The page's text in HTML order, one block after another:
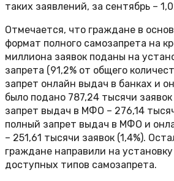
таких заявлений, за сентябрь –
Отмечается, что граждане в
формат полного самозапрета на
миллиона заявок поданы на
запрета (91,2% от общего
запрет онлайн выдач в банках и
было подано 787,24 тысячи
запрет выдач в МФО – 276,14
полный запрет выдач в МФО и
– 251,61 тысячи заявок (1,4%).
граждане направили на
доступных типов самозапрета.